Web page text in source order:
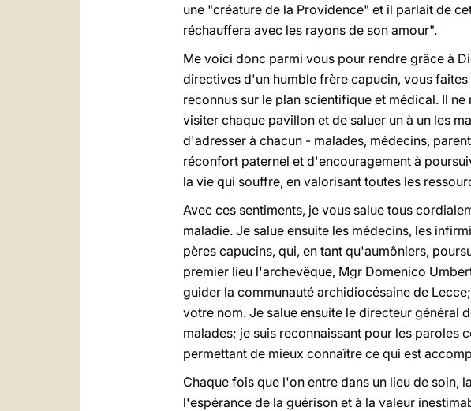
une "créature de la Providence" et il parlait de
réchauffera avec les rayons de son amour".
Me voici donc parmi vous pour rendre grâce à
directives d'un humble frère capucin, vous
reconnus sur le plan scientifique et médical. Il
visiter chaque pavillon et de saluer un à un les
d'adresser à chacun - malades, médecins,
réconfort paternel et d'encouragement à
la vie qui souffre, en valorisant toutes les
Avec ces sentiments, je vous salue tous
maladie. Je salue ensuite les médecins, les
pères capucins, qui, en tant qu'aumôniers,
premier lieu l'archevêque, Mgr Domenico
guider la communauté archidiocésaine de
votre nom. Je salue ensuite le directeur général
malades; je suis reconnaissant pour les paroles
permettant de mieux connaître ce qui est
Chaque fois que l'on entre dans un lieu de soin,
l'espérance de la guérison et à la valeur